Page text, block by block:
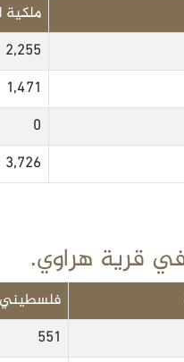
ملكية
2,255
1,471
0
3,726
قرية هراوي.
551